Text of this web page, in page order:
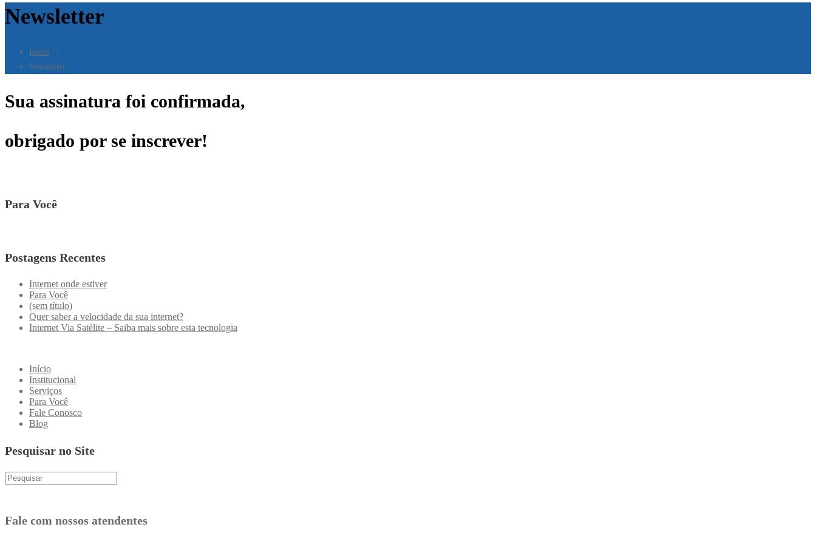
Newsletter
Início /
Newsletter
Sua assinatura foi confirmada,
obrigado por se inscrever!
Para Você
Postagens Recentes
Internet onde estiver
Para Você
(sem título)
Quer saber a velocidade da sua internet?
Internet Via Satélite – Saiba mais sobre esta tecnologia
Início
Institucional
Serviços
Para Você
Fale Conosco
Blog
Pesquisar no Site
Fale com nossos atendentes